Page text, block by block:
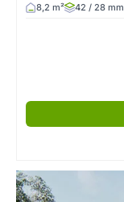
8,2 m² 42 / 28 mm